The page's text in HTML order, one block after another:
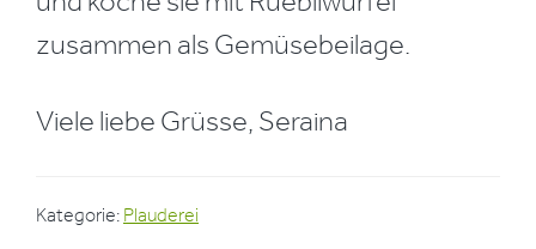
zusammen als Gemüsebeilage.
Viele liebe Grüsse, Seraina
Kategorie: Plauderei